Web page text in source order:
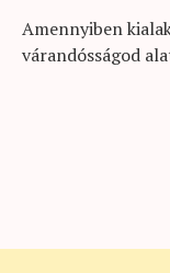
Amennyiben
várandósságod